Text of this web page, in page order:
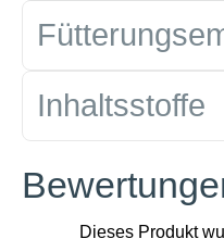
Inhaltsstoffe